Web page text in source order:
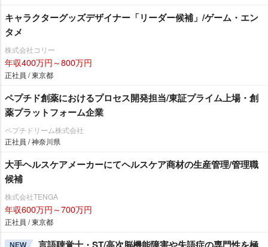
キャラクターグッズデザイナー「リーダー候補」/ゲーム・エン
タメ
株式会社コリー
年収400万円～800万円
正社員 / 東京都
ペプチド創薬におけるプロセス開発担当/東証プライム上場・創
薬プラットフォーム企業
ペプチドリーム株式会社
正社員 / 神奈川県
大手ヘルスケアメーカーにてヘルスケア商材の生産管理/管理職
候補
株式会社TENGA
年収600万円～700万円
正社員 / 東京都
言語聴覚士・ST/高次脳機能障害や失語症の専門性を極